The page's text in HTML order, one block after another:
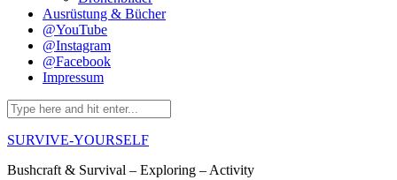
Ausrüstung & Bücher
@YouTube
@Instagram
@Facebook
Impressum
Search
for:
SURVIVE-YOURSELF
Bushcraft & Survival – Exploring – Activity